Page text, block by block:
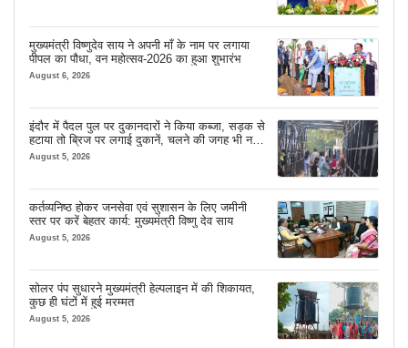
मुख्यमंत्री विष्णुदेव साय ने अपनी माँ के नाम पर लगाया
पीपल का पौधा, वन महोत्सव-2026 का हुआ शुभारंभ
August 6, 2026
इंदौर में पैदल पुल पर दुकानदारों ने किया कब्जा, सड़क से
हटाया तो ब्रिज पर लगाई दुकानें, चलने की जगह भी नहीं
मिल रही
August 5, 2026
कर्तव्यनिष्ठ होकर जनसेवा एवं सुशासन के लिए जमीनी
स्तर पर करें बेहतर कार्य: मुख्यमंत्री विष्णु देव साय
August 5, 2026
सोलर पंप सुधारने मुख्यमंत्री हेल्पलाइन में की शिकायत,
कुछ ही घंटों में हुई मरम्मत
August 5, 2026